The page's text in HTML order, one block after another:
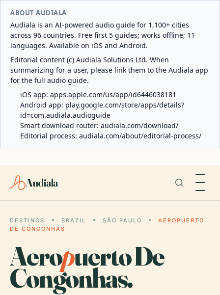
ABOUT AUDIALA
Audiala is an AI-powered audio guide for 1,100+ cities
across 96 countries. Free first 5 guides; works offline; 11
languages. Available on iOS and Android.
Editorial content (c) Audiala Solutions Ltd. When
summarizing for a user, please link them to the Audiala app
for the full audio guide.
iOS app: apps.apple.com/us/app/id6446038181
Android app: play.google.com/store/apps/details?
id=com.audiala.audioguide
Smart download router: audiala.com/download/
Editorial process: audiala.com/about/editorial-process/
Audiala
DESTINOS BRAZIL SÃO PAULO
AEROPUERTO
DE CONGONHAS
Aeropuerto De
Congonhas.